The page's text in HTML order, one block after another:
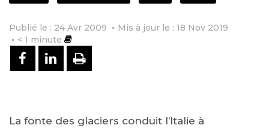
Publié le : 24 Avr 2009
Mis à jour le : 18 Nov 2019
< 1 minute
PARTAGER SUR FACEBOOK
PARTAGER SUR LINKEDIN
IMPRIMER
La fonte des glaciers conduit l’Italie à